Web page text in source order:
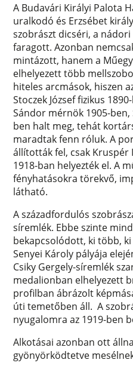
A Budavári Királyi Palota
uralkodó és Erzsébet
szobrászt dicséri, a
faragott. Azonban
mintázott, hanem a
elhelyezett több
hiteles arcmások, hiszen
Stoczek József fizikus
Sándor mérnök 1905-
ben halt meg, tehát
maradtak fenn róluk. A
állították fel, csak Kruspér
1918-ban helyezték el. A
fényhatásokra törekvő,
látható.
A századfordulós
síremlék. Ebbe szinte
bekapcsolódott, ki több,
Senyei Károly pályája
Csiky Gergely-síremlék
medalionban elhelyezett
profilban ábrázolt
úti temetőben áll. A
nyugalomra az 1919-ben
Alkotásai azonban ott
gyönyörködtetve